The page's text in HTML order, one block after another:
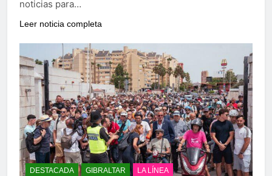
noticias para…
Leer noticia completa
DESTACADA GIBRALTAR LA LÍNEA